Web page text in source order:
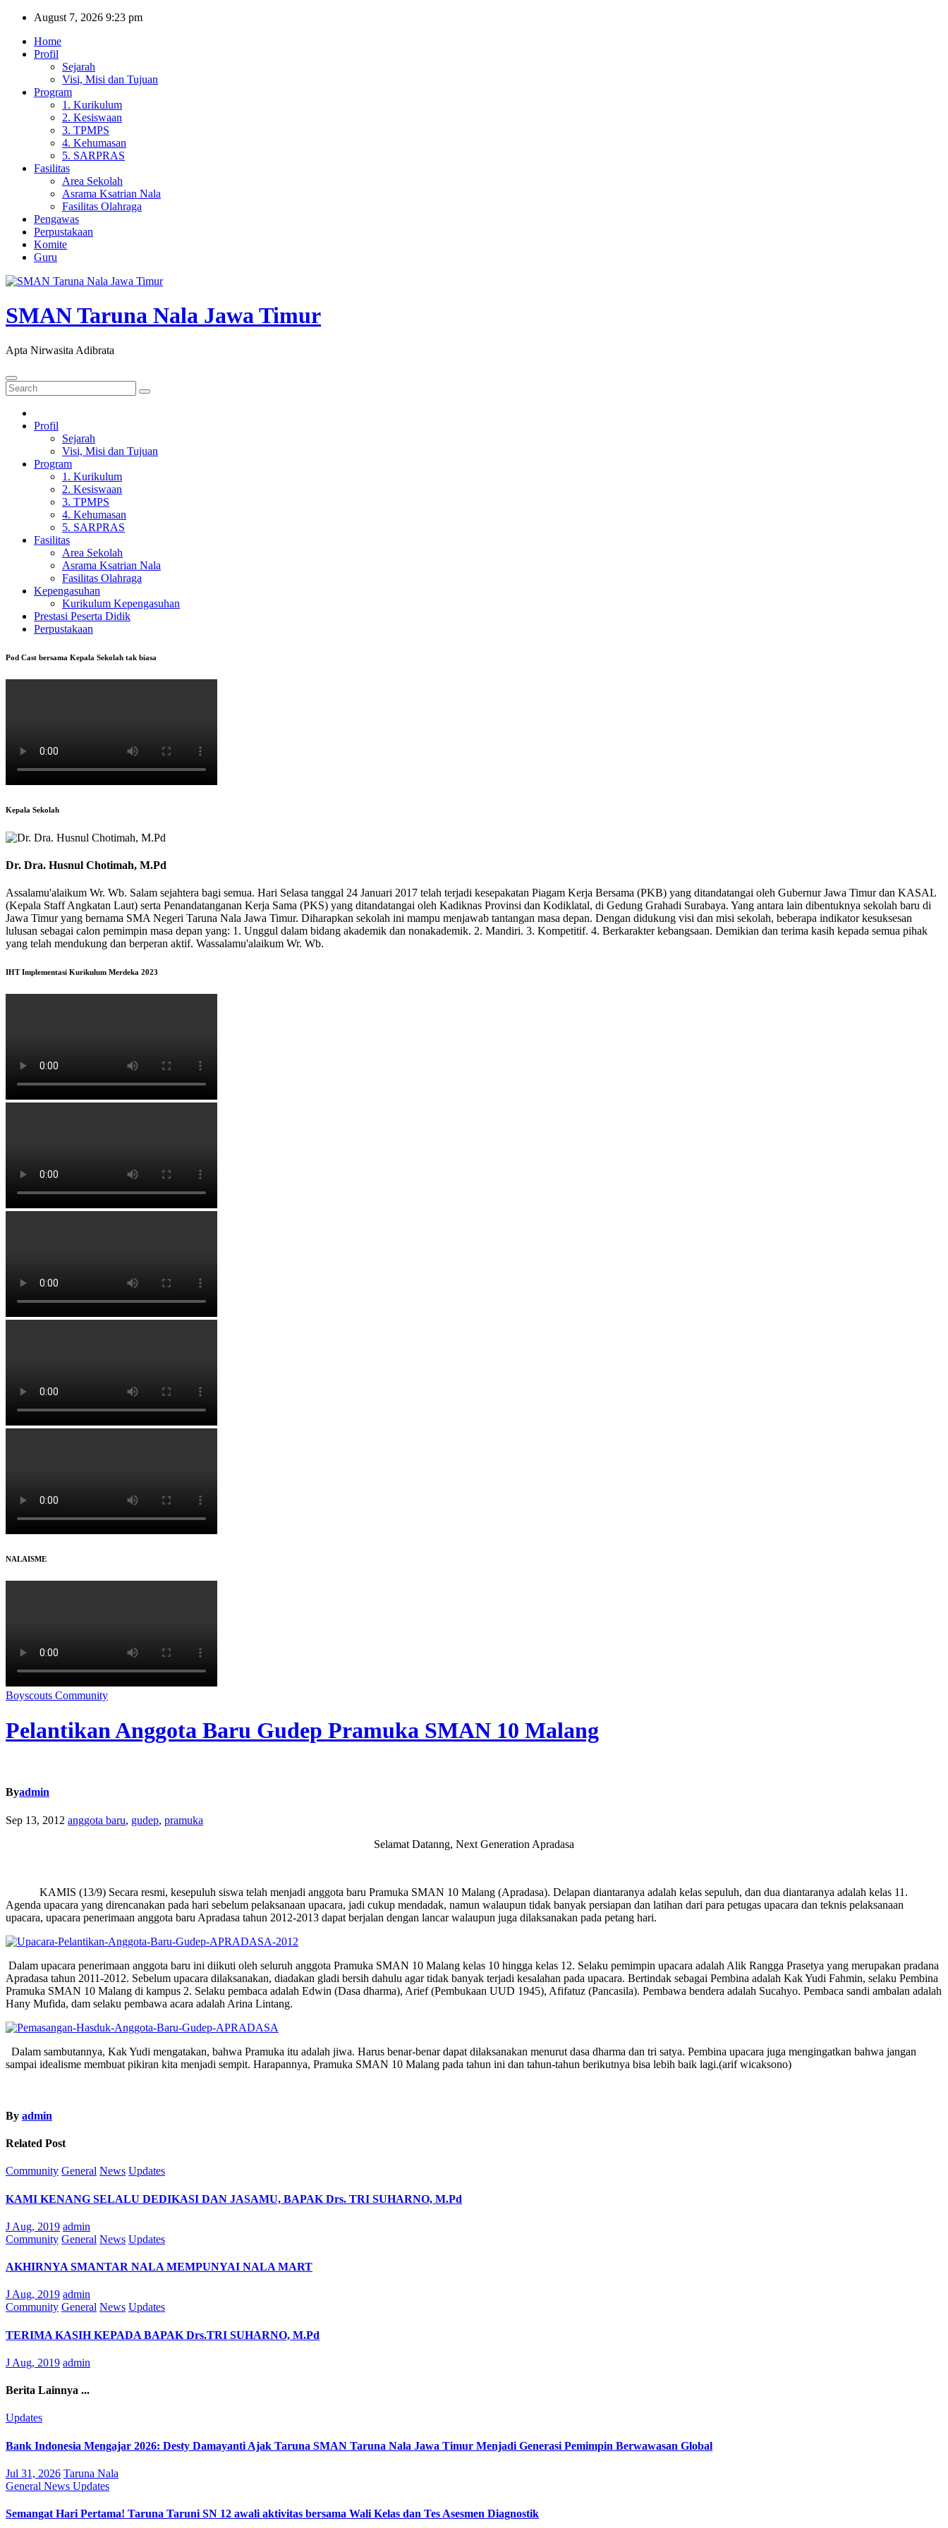
Skip
content
August 7, 2026 9:23 pm
Home
Profil
Sejarah
Visi, Misi dan Tujuan
Program
1. Kurikulum
2. Kesiswaan
3. TPMPS
4. Kehumasan
5. SARPRAS
Fasilitas
Area Sekolah
Asrama Ksatrian Nala
Fasilitas Olahraga
Pengawas
Perpustakaan
Komite
Guru
SMAN Taruna Nala Jawa Timur
Apta Nirwasita Adibrata
Profil
Sejarah
Visi, Misi dan Tujuan
Program
1. Kurikulum
2. Kesiswaan
3. TPMPS
4. Kehumasan
5. SARPRAS
Fasilitas
Area Sekolah
Asrama Ksatrian Nala
Fasilitas Olahraga
Kepengasuhan
Kurikulum Kepengasuhan
Prestasi Peserta Didik
Perpustakaan
Pod Cast bersama Kepala Sekolah tak biasa
Kepala Sekolah
Dr. Dra. Husnul Chotimah, M.Pd
Assalamu'alaikum Wr. Wb. Salam sejahtera bagi semua. Hari Selasa tanggal 24 Januari 2017 telah terjadi kesepakatan Piagam Kerja Bersama (PKB) yang ditandatangai oleh Gubernur Jawa Timur dan KASAL
(Kepala Staff Angkatan Laut) serta Penandatanganan Kerja Sama (PKS) yang ditandatangai oleh Kadiknas Provinsi dan Kodiklatal, di Gedung Grahadi Surabaya. Yang antara lain dibentuknya sekolah baru di
Jawa Timur yang bernama SMA Negeri Taruna Nala Jawa Timur. Diharapkan sekolah ini mampu menjawab tantangan masa depan. Dengan didukung visi dan misi sekolah, beberapa indikator kesuksesan
lulusan sebagai calon pemimpin masa depan yang: 1. Unggul dalam bidang akademik dan nonakademik. 2. Mandiri. 3. Kompetitif. 4. Berkarakter kebangsaan. Demikian dan terima kasih kepada semua pihak
yang telah mendukung dan berperan aktif. Wassalamu'alaikum Wr. Wb.
IHT Implementasi Kurikulum Merdeka 2023
NALAISME
Boyscouts Community
Pelantikan Anggota Baru Gudep Pramuka SMAN 10 Malang
Byadmin
Sep 13, 2012 anggota baru, gudep, pramuka
Selamat Datanng, Next Generation Apradasa
KAMIS (13/9) Secara resmi, kesepuluh siswa telah menjadi anggota baru Pramuka SMAN 10 Malang (Apradasa). Delapan diantaranya adalah kelas sepuluh, dan dua diantaranya adalah kelas 11.
Agenda upacara yang direncanakan pada hari sebelum pelaksanaan upacara, jadi cukup mendadak, namun walaupun tidak banyak persiapan dan latihan dari para petugas upacara dan teknis pelaksanaan
upacara, upacara penerimaan anggota baru Apradasa tahun 2012-2013 dapat berjalan dengan lancar walaupun juga dilaksanakan pada petang hari.
Dalam upacara penerimaan anggota baru ini diikuti oleh seluruh anggota Pramuka SMAN 10 Malang kelas 10 hingga kelas 12. Selaku pemimpin upacara adalah Alik Rangga Prasetya yang merupakan pradana
Apradasa tahun 2011-2012. Sebelum upacara dilaksanakan, diadakan gladi bersih dahulu agar tidak banyak terjadi kesalahan pada upacara. Bertindak sebagai Pembina adalah Kak Yudi Fahmin, selaku Pembina
Pramuka SMAN 10 Malang di kampus 2. Selaku pembaca adalah Edwin (Dasa dharma), Arief (Pembukaan UUD 1945), Afifatuz (Pancasila). Pembawa bendera adalah Sucahyo. Pembaca sandi ambalan adalah
Hany Mufida, dam selaku pembawa acara adalah Arina Lintang.
Dalam sambutannya, Kak Yudi mengatakan, bahwa Pramuka itu adalah jiwa. Harus benar-benar dapat dilaksanakan menurut dasa dharma dan tri satya. Pembina upacara juga mengingatkan bahwa jangan
sampai idealisme membuat pikiran kita menjadi sempit. Harapannya, Pramuka SMAN 10 Malang pada tahun ini dan tahun-tahun berikutnya bisa lebih baik lagi.(arif wicaksono)
By admin
Related Post
Community General News Updates
KAMI KENANG SELALU DEDIKASI DAN JASAMU, BAPAK Drs. TRI SUHARNO, M.Pd
J Aug, 2019 admin
Community General News Updates
AKHIRNYA SMANTAR NALA MEMPUNYAI NALA MART
J Aug, 2019 admin
Community General News Updates
TERIMA KASIH KEPADA BAPAK Drs.TRI SUHARNO, M.Pd
J Aug, 2019 admin
Berita Lainnya ...
Updates
Bank Indonesia Mengajar 2026: Desty Damayanti Ajak Taruna SMAN Taruna Nala Jawa Timur Menjadi Generasi Pemimpin Berwawasan Global
Jul 31, 2026 Taruna Nala
General News Updates
Semangat Hari Pertama! Taruna Taruni SN 12 awali aktivitas bersama Wali Kelas dan Tes Asesmen Diagnostik